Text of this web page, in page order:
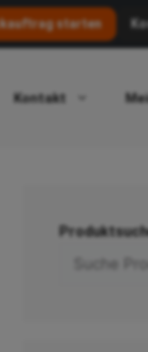
starten
Kontakt